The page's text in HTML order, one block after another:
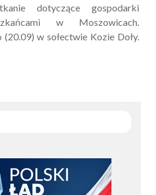
dotyczące gospodarki
w Moszowicach.
w sołectwie Kozie Doły.